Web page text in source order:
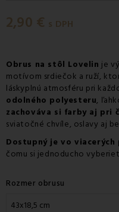
Pondelok 10.08
Pondelok 10.08-
GLS
Utorok 11.08-
2,90 € s DPH
Obrus na stôl Lovelin je
motívom srdiečok a ruží,
láskyplnú atmosféru pri
odolného polyesteru,
zachováva si farby aj pri
sviatočné chvíle, oslavy aj
Dostupný je vo
čomu si jednoducho
Rozmer obrusu